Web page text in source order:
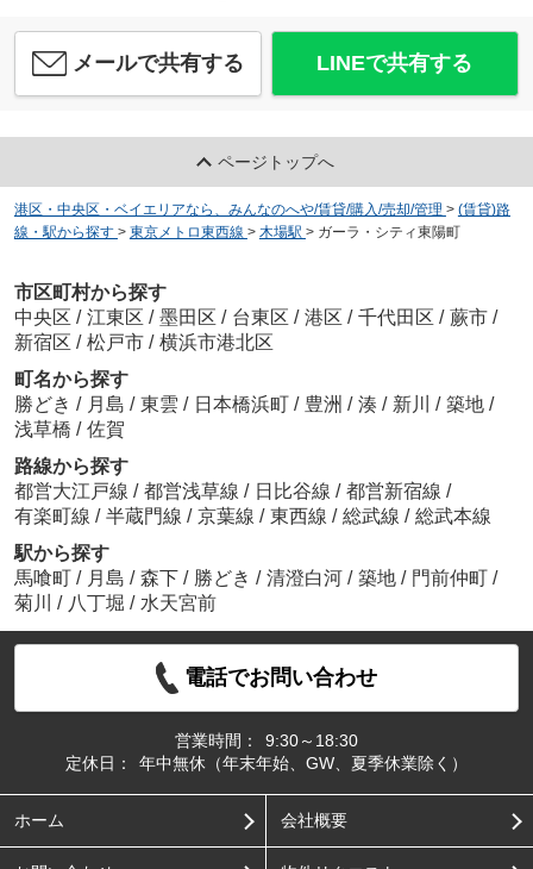
メールで共有する LINEで共有する
ページトップへ
港区・中央区・ベイエリアなら、みんなのへや/賃貸/購入/売却/管理 > (賃貸)路
線・駅から探す > 東京メトロ東西線 > 木場駅 > ガーラ・シティ東陽町
市区町村から探す
中央区 / 江東区 / 墨田区 / 台東区 / 港区 / 千代田区 / 蕨市 /
新宿区 / 松戸市 / 横浜市港北区
町名から探す
勝どき / 月島 / 東雲 / 日本橋浜町 / 豊洲 / 湊 / 新川 / 築地 /
浅草橋 / 佐賀
路線から探す
都営大江戸線 / 都営浅草線 / 日比谷線 / 都営新宿線 /
有楽町線 / 半蔵門線 / 京葉線 / 東西線 / 総武線 / 総武本線
駅から探す
馬喰町 / 月島 / 森下 / 勝どき / 清澄白河 / 築地 / 門前仲町 /
菊川
/ 八丁堀 / 水天宮前
電話でお問い合わせ
営業時間：
9:30～18:30
定休日：
年中無休（年末年始、GW、夏季休業除く）
ホーム 会社概要